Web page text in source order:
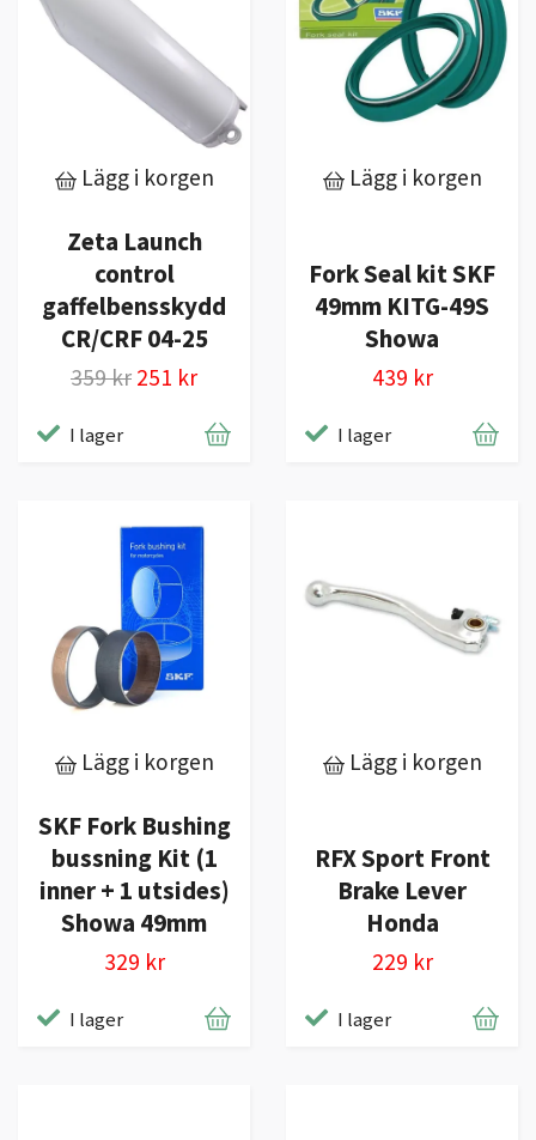
Lägg i korgen
Zeta Launch
control
gaffelbensskydd
CR/CRF 04-25
359 kr 251 kr
I lager
Lägg i korgen
Fork Seal kit SKF
49mm KITG-49S
Showa
439 kr
I lager
Lägg i korgen
SKF Fork Bushing
bussning Kit (1
inner + 1 utsides)
Showa 49mm
329 kr
I lager
Lägg i korgen
RFX Sport Front
Brake Lever
Honda
229 kr
I lager